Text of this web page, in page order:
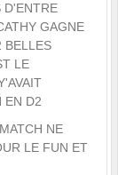
D'ENTRE
GAGNE
BELLES
LE
EN D2
NE
LE FUN ET